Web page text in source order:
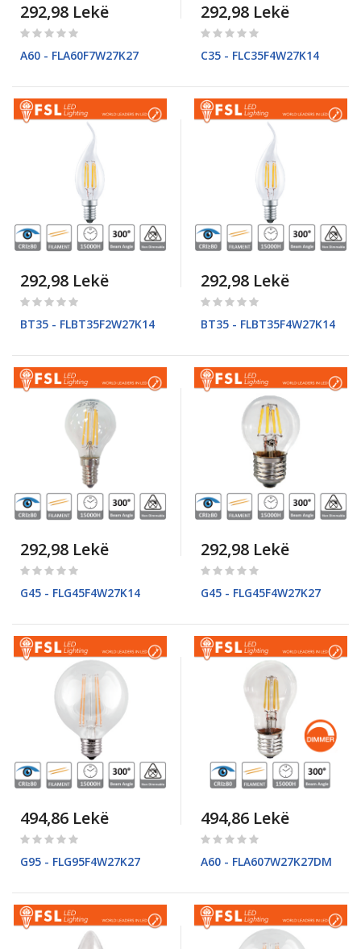
292,98 Lekë
Rating:
A60 - FLA60F7W27K27
292,98 Lekë
Rating:
C35 - FLC35F4W27K14
292,98 Lekë
Rating:
BT35 - FLBT35F2W27K14
292,98 Lekë
Rating:
BT35 - FLBT35F4W27K14
292,98 Lekë
Rating:
G45 - FLG45F4W27K14
292,98 Lekë
Rating:
G45 - FLG45F4W27K27
494,86 Lekë
Rating:
G95 - FLG95F4W27K27
494,86 Lekë
Rating:
A60 - FLA607W27K27DM